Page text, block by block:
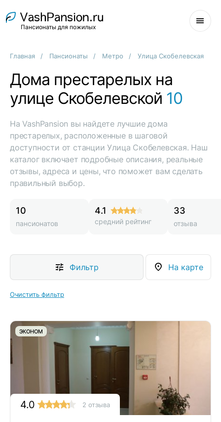
Пансионаты для пожилых
Главная Пансионаты Метро Улица Скобелевская
Дома престарелых на
улице Скобелевской 10
На VashPansion вы найдете лучшие дома
престарелых, расположенные в шаговой
доступности от станции Улица Скобелевская. Наш
каталог включает подробные описания, реальные
отзывы, адреса и цены, что поможет вам сделать
правильный выбор.
10
пансионатов
4.1
средний рейтинг
33
отзыва
Фильтр На карте
Очистить фильтр
ЭКОНОМ
4.0 2 отзыва